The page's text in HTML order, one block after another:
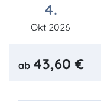
4.
Okt 2026
ab 43,60 €